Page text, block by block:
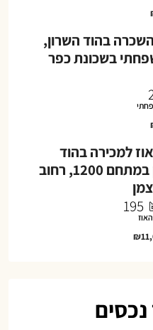
בהוד השרון,
בשכונת כפר
למכירה בהוד
השרון במתחם 1200, רחוב
195